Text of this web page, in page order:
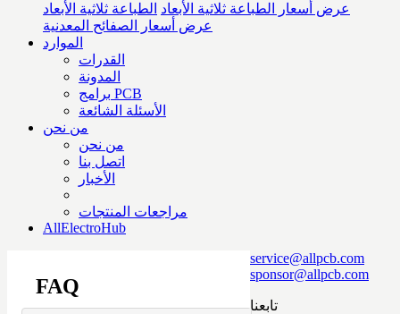
عرض أسعار الطباعة ثلاثية الأبعاد الطباعة ثلاثية الأبعاد
عرض أسعار الصفائح المعدنية
الموارد
القدرات
المدونة
برامج PCB
الأسئلة الشائعة
من نحن
من نحن
اتصل بنا
الأخبار
مراجعات المنتجات
AllElectroHub
FAQ
service@allpcb.com
sponsor@allpcb.com
تابعنا